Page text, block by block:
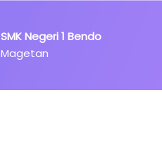
SMK Negeri 1 Bendo
Magetan